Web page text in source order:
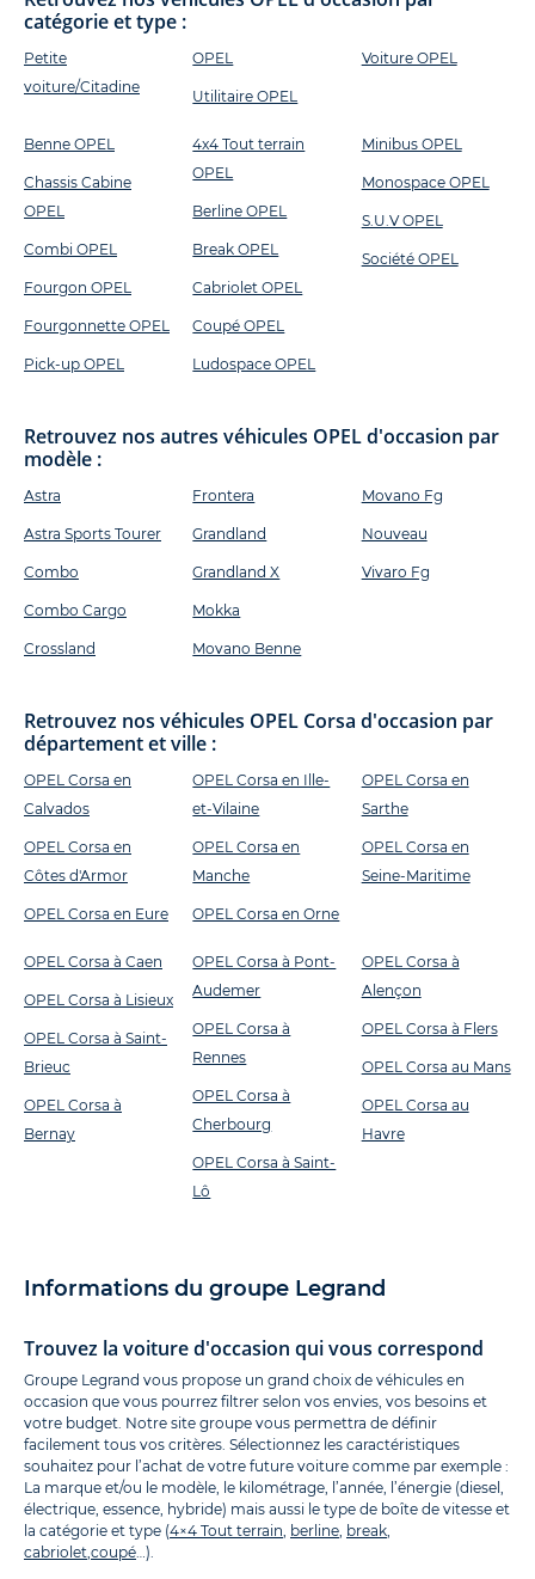
catégorie et type :
Petite
voiture/Citadine
OPEL
Utilitaire OPEL
Voiture OPEL
Benne OPEL
Chassis Cabine
OPEL
Combi OPEL
Fourgon OPEL
Fourgonnette OPEL
Pick-up OPEL
4x4 Tout terrain
OPEL
Berline OPEL
Break OPEL
Cabriolet OPEL
Coupé OPEL
Ludospace OPEL
Minibus OPEL
Monospace OPEL
S.U.V OPEL
Société OPEL
Retrouvez nos autres véhicules OPEL d'occasion par
modèle :
Astra
Astra Sports Tourer
Combo
Combo Cargo
Crossland
Frontera
Grandland
Grandland X
Mokka
Movano Benne
Movano Fg
Nouveau
Vivaro Fg
Retrouvez nos véhicules OPEL Corsa d'occasion par
département et ville :
OPEL Corsa en
Calvados
OPEL Corsa en
Côtes d'Armor
OPEL Corsa en Eure
OPEL Corsa en Ille-
et-Vilaine
OPEL Corsa en
Manche
OPEL Corsa en Orne
OPEL Corsa en
Sarthe
OPEL Corsa en
Seine-Maritime
OPEL Corsa à Caen
OPEL Corsa à Lisieux
OPEL Corsa à Saint-
Brieuc
OPEL Corsa à
Bernay
OPEL Corsa à Pont-
Audemer
OPEL Corsa à
Rennes
OPEL Corsa à
Cherbourg
OPEL Corsa à Saint-
Lô
OPEL Corsa à
Alençon
OPEL Corsa à Flers
OPEL Corsa au Mans
OPEL Corsa au
Havre
Informations du groupe Legrand
Trouvez la voiture d'occasion qui vous correspond
Groupe Legrand vous propose un grand choix de véhicules en
occasion que vous pourrez filtrer selon vos envies, vos besoins et
votre budget. Notre site groupe vous permettra de définir
facilement tous vos critères. Sélectionnez les caractéristiques
souhaitez pour l’achat de votre future voiture comme par exemple :
La marque et/ou le modèle, le kilométrage, l’année, l’énergie (diesel,
électrique, essence, hybride) mais aussi le type de boîte de vitesse et
la catégorie et type (4×4 Tout terrain berline break
cabriolet coupé …).